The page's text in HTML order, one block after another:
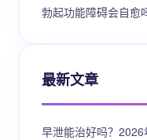
勃起功能障碍会自愈
最新文章
早泄能治好吗？